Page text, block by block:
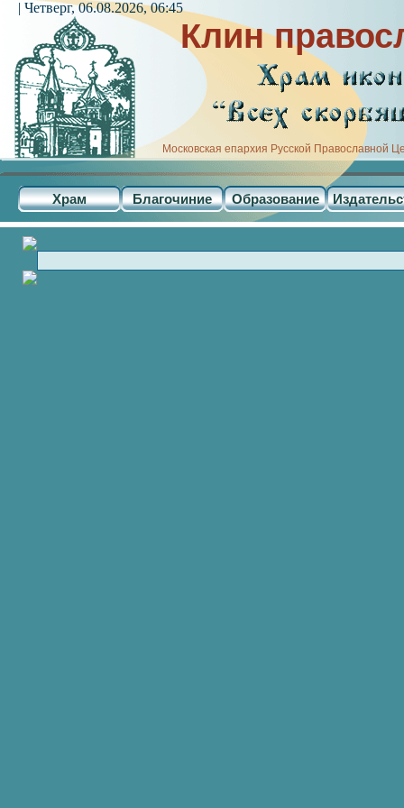
Клин
Московская епархия Русской Православной
Храм Благочиние Образование
| Четверг, 06.08.2026, 06:45